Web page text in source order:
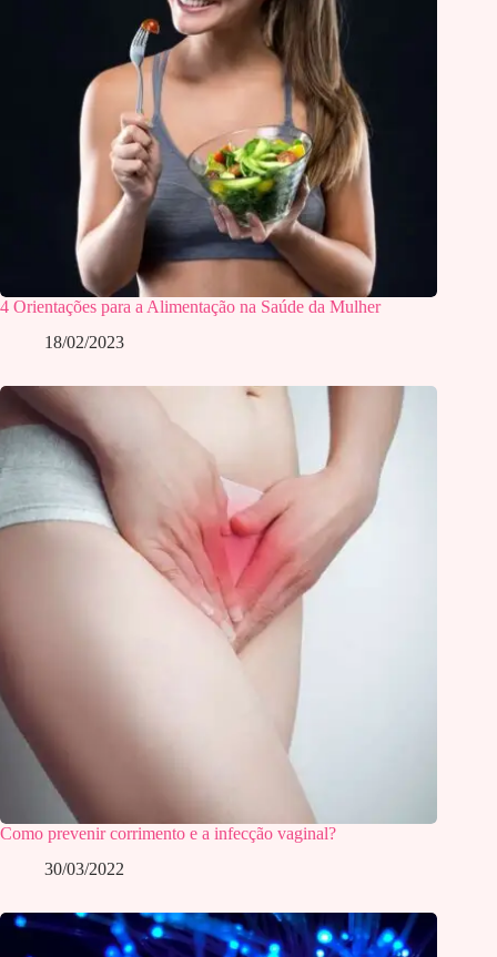
4 Orientações para a Alimentação na Saúde da Mulher
18/02/2023
Como prevenir corrimento e a infecção vaginal?
30/03/2022